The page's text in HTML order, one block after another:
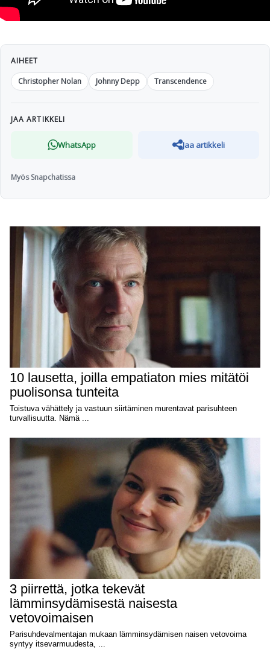
AIHEET
Christopher Nolan
Johnny Depp Transcendence
JAA ARTIKKELI
WhatsApp Jaa artikkeli
Myös Snapchatissa